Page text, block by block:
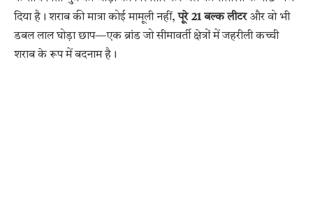
दिया है। शराब की मात्रा कोई मामूली नहीं,पूरे 21 बल्क लीटरऔर वो भी
डबल लाल घोड़ा छाप—एक ब्रांड जो सीमावर्ती क्षेत्रों में जहरीली कच्ची
शराब के रूप में बदनाम है।